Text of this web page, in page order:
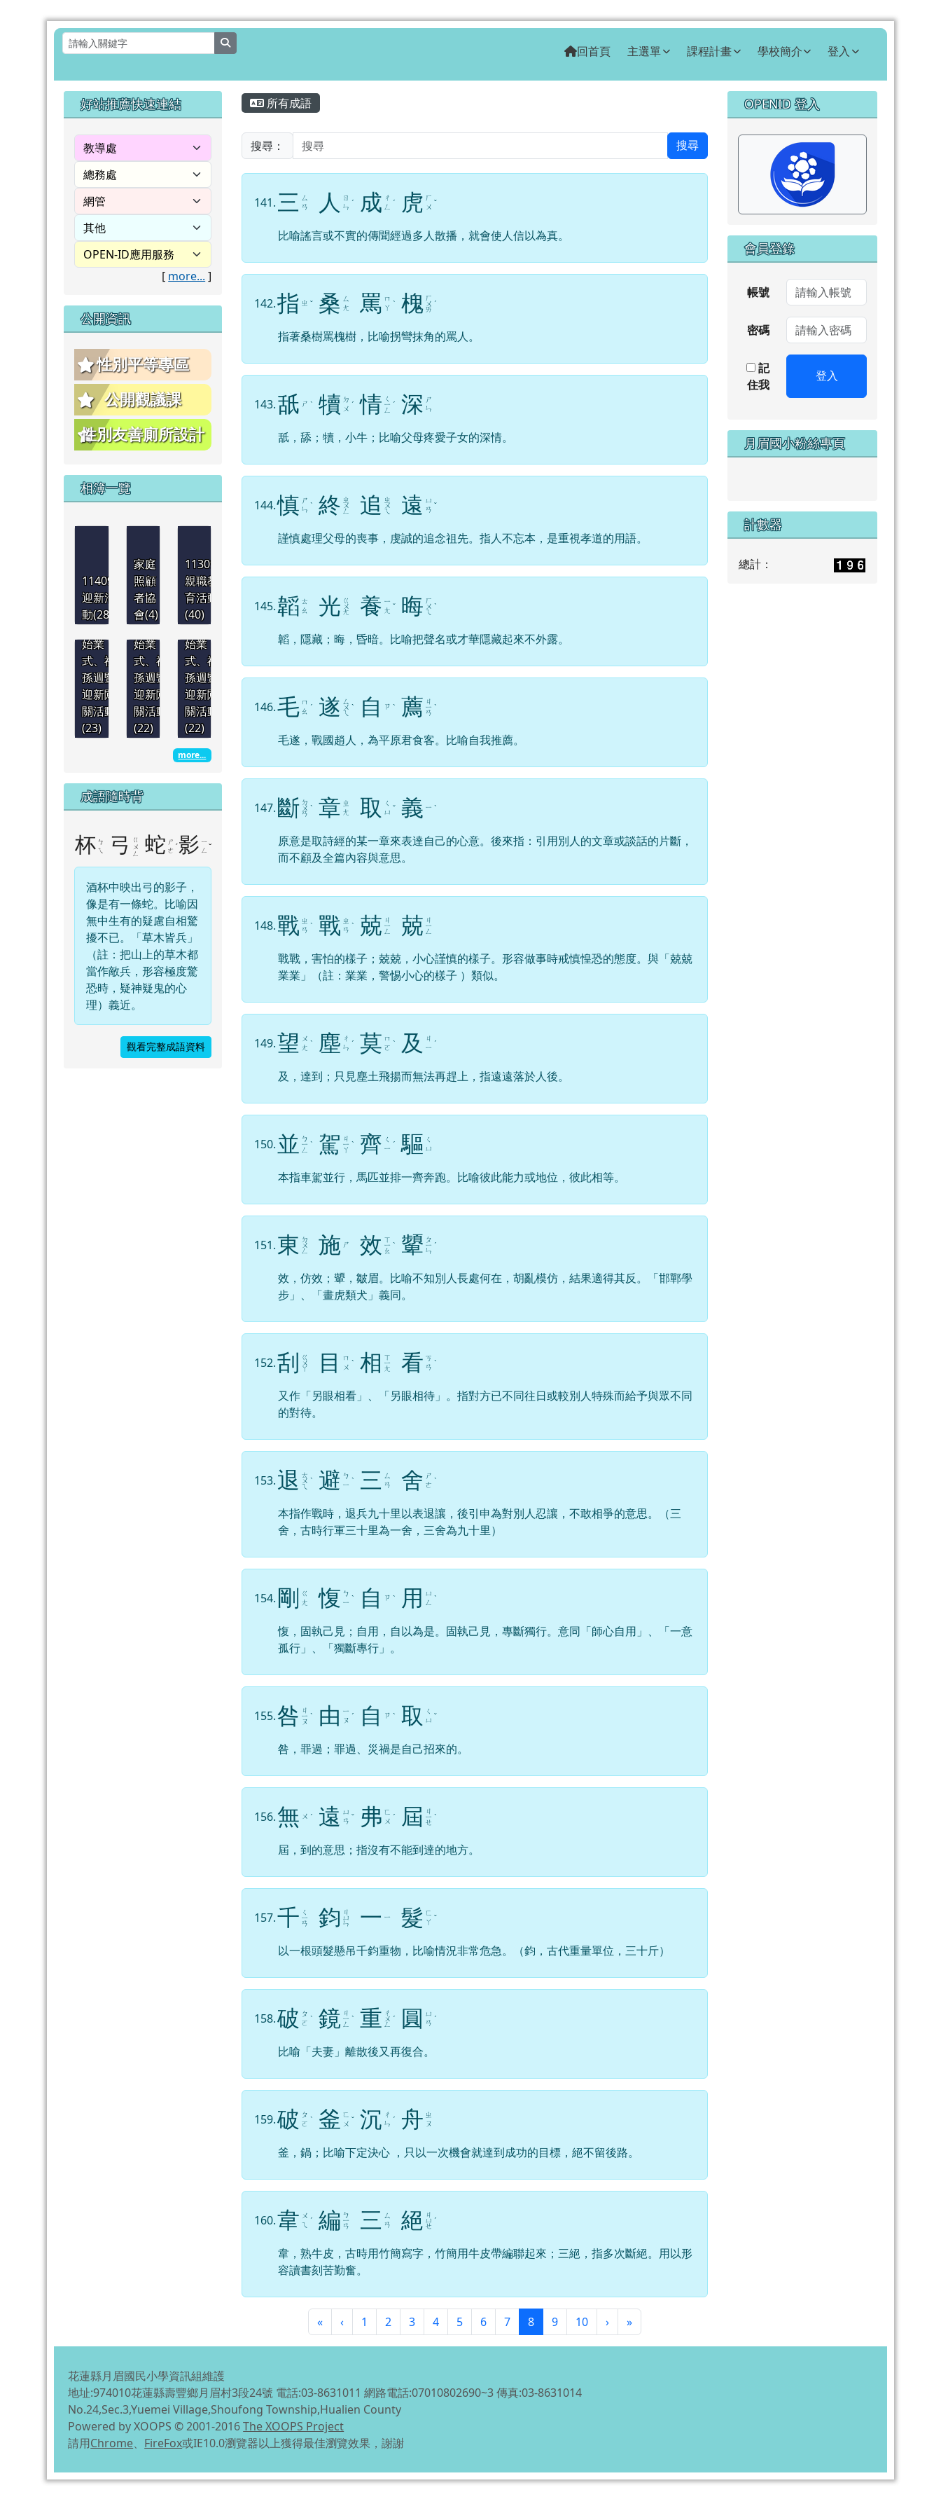
跳至主內容區
花蓮縣壽豐鄉月眉國民小學全球資訊網 回首頁 主選單 課程計畫 學校簡介 登入
左邊區域內容
好站推薦快速連結
[ more... ]
公開資訊
性別平等專區
公開觀議課
性別友善廁所設計
相簿一覽
1140901
迎新活
動(28)
家庭
照顧
者協
會(4)
1130921
親職教
育活動
(40)
1130830
始業
式、祖
孫週暨
迎新闖
關活動
(23)
1130830
始業
式、祖
孫週暨
迎新闖
關活動
(22)
1130830
始業
式、祖
孫週暨
迎新闖
關活動
(22)
more...
成語隨時背
杯 ㄅ
ㄟ
弓
ㄍ
ㄨ
ㄥ
蛇 ㄕ
ㄜ ˊ影 ㄧ
ㄥ ˇ
酒杯中映出弓的影子，
像是有一條蛇。比喻因
無中生有的疑慮自相驚
擾不已。「草木皆兵」
（註：把山上的草木都
當作敵兵，形容極度驚
恐時，疑神疑鬼的心
理）義近。
觀看完整成語資料
主內容區域
所有成語
搜尋： 搜尋
141. 三 ㄙ
ㄢ
人
ㄖ
ㄣ ˊ 成 ㄔ
ㄥ
ˊ 虎 ㄏ
ㄨ ˇ
比喻謠言或不實的傳聞經過多人散播，就會使人信以為真。
142.指 ㄓ ˇ 桑 ㄙ
ㄤ
罵 ㄇ
ㄚ ˋ 槐 ㄏ
ㄨ
ㄞ
ˊ
指著桑樹罵槐樹，比喻拐彎抹角的罵人。
143.舐 ㄕ ˋ 犢 ㄉ
ㄨ ˊ 情 ㄑ
ㄧ
ㄥ
ˊ 深 ㄕ
ㄣ
舐，舔；犢，小牛；比喻父母疼愛子女的深情。
144.慎 ㄕ
ㄣ ˋ 終 ㄓ
ㄨ
ㄥ 追 ㄓ
ㄨ
ㄟ 遠 ㄩ
ㄢ ˇ
謹慎處理父母的喪事，虔誠的追念祖先。指人不忘本，是重視孝道的用語。
145.韜 ㄊ
ㄠ
光 ㄍ
ㄨ
ㄤ 養 ㄧ
ㄤ ˇ 晦 ㄏ
ㄨ
ㄟ
ˋ
韜，隱藏；晦，昏暗。比喻把聲名或才華隱藏起來不外露。
146.毛 ㄇ
ㄠ ˊ 遂 ㄙ
ㄨ
ㄟ
ˋ 自 ㄗ ˋ 薦 ㄐ
ㄧ
ㄢ
ˋ
毛遂，戰國趙人，為平原君食客。比喻自我推薦。
147. 斷 ㄉ
ㄨ
ㄢ
ˋ 章 ㄓ
ㄤ
取
ㄑ
ㄩ ˇ 義 ㄧ ˋ
原意是取詩經的某一章來表達自己的心意。後來指：引用別人的文章或談話的片斷，
而不顧及全篇內容與意思。
148.戰 ㄓ
ㄢ ˋ 戰 ㄓ
ㄢ ˋ 兢 ㄐ
ㄧ
ㄥ 兢 ㄐ
ㄧ
ㄥ
戰戰，害怕的樣子；兢兢，小心謹慎的樣子。形容做事時戒慎惶恐的態度。與「兢兢
業業」（註：業業，警惕小心的樣子 ）類似。
149.望
ㄨ
ㄤ ˋ 塵 ㄔ
ㄣ ˊ 莫 ㄇ
ㄛ ˋ 及
ㄐ
ㄧ ˊ
及，達到；只見塵土飛揚而無法再趕上，指遠遠落於人後。
150. 並 ㄅ
ㄧ
ㄥ
ˋ 駕 ㄐ
ㄧ
ㄚ
ˋ 齊 ㄑ
ㄧ ˊ 驅 ㄑ
ㄩ
本指車駕並行，馬匹並排一齊奔跑。比喻彼此能力或地位，彼此相等。
151.東 ㄉ
ㄨ
ㄥ 施 ㄕ 效 ㄒ
ㄧ
ㄠ
ˋ 顰 ㄆ
ㄧ
ㄣ
ˊ
效，仿效；顰，皺眉。比喻不知別人長處何在，胡亂模仿，結果適得其反。「邯鄲學
步」、「畫虎類犬」義同。
152.刮 ㄍ
ㄨ
ㄚ 目
ㄇ
ㄨ ˋ 相 ㄒ
ㄧ
ㄤ 看 ㄎ
ㄢ ˋ
又作「另眼相看」、「另眼相待」。指對方已不同往日或較別人特殊而給予與眾不同
的對待。
153.退 ㄊ
ㄨ
ㄟ
ˋ 避 ㄅ
ㄧ ˋ 三 ㄙ
ㄢ
舍 ㄕ
ㄜ ˋ
本指作戰時，退兵九十里以表退讓，後引申為對別人忍讓，不敢相爭的意思。（三
舍，古時行軍三十里為一舍，三舍為九十里）
154. 剛
ㄍ
ㄤ
愎 ㄅ
ㄧ ˋ 自 ㄗ ˋ 用
ㄩ
ㄥ
ˋ
愎，固執己見；自用，自以為是。固執己見，專斷獨行。意同「師心自用」、「一意
孤行」、「獨斷專行」。
155.咎 ㄐ
ㄧ
ㄡ
ˋ 由 ㄧ
ㄡ ˊ 自 ㄗ ˋ 取
ㄑ
ㄩ ˇ
咎，罪過；罪過、災禍是自己招來的。
156.無 ㄨ ˊ 遠 ㄩ
ㄢ ˇ 弗 ㄈ
ㄨ ˊ 屆 ㄐ
ㄧ
ㄝ
ˋ
屆，到的意思；指沒有不能到達的地方。
157.千 ㄑ
ㄧ
ㄢ 鈞 ㄐ
ㄩ
ㄣ 一 ㄧ 髮 ㄈ
ㄚ ˇ
以一根頭髮懸吊千鈞重物，比喻情況非常危急。（鈞，古代重量單位，三十斤）
158.破 ㄆ
ㄛ ˋ 鏡 ㄐ
ㄧ
ㄥ
ˋ 重 ㄔ
ㄨ
ㄥ
ˊ 圓
ㄩ
ㄢ ˊ
比喻「夫妻」離散後又再復合。
159.破 ㄆ
ㄛ ˋ 釜 ㄈ
ㄨ ˇ 沉 ㄔ
ㄣ ˊ 舟 ㄓ
ㄡ
釜，鍋；比喻下定決心 ，只以一次機會就達到成功的目標，絕不留後路。
160.韋 ㄨ
ㄟ
ˊ 編 ㄅ
ㄧ
ㄢ 三 ㄙ
ㄢ
絕 ㄐ
ㄩ
ㄝ
ˊ
韋，熟牛皮，古時用竹簡寫字，竹簡用牛皮帶編聯起來；三絕，指多次斷絕。用以形
容讀書刻苦勤奮。
«第一頁
‹上一頁
1 2 3 4 5 6 7 8(目前頁次)
9 10 ›下一頁
»最後頁
右邊區域內容
OPENID 登入
會員登錄
帳號
密碼
記
住我
登入
月眉國小粉絲專頁
計數器
總計：
頁尾區域
花蓮縣月眉國民小學資訊組維護
地址:974010花蓮縣壽豐鄉月眉村3段24號 電話:03-8631011 網路電話:07010802690~3 傳真:03-8631014
No.24,Sec.3,Yuemei Village,Shoufong Township,Hualien County
Powered by XOOPS © 2001-2016The XOOPS Project
請用Chrome、 FireFox或IE10.0瀏覽器以上獲得最佳瀏覽效果，謝謝